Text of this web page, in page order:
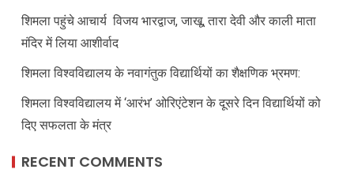
शिमला पहुंचे आचार्य विजय भारद्वाज, जाखू, तारा देवी और काली माता
मंदिर में लिया आशीर्वाद
शिमला विश्वविद्यालय के नवागंतुक विद्यार्थियों का शैक्षणिक भ्रमण:
शिमला विश्वविद्यालय में ‘आरंभ’ ओरिएंटेशन के दूसरे दिन विद्यार्थियों को
दिए सफलता के मंत्र
RECENT COMMENTS